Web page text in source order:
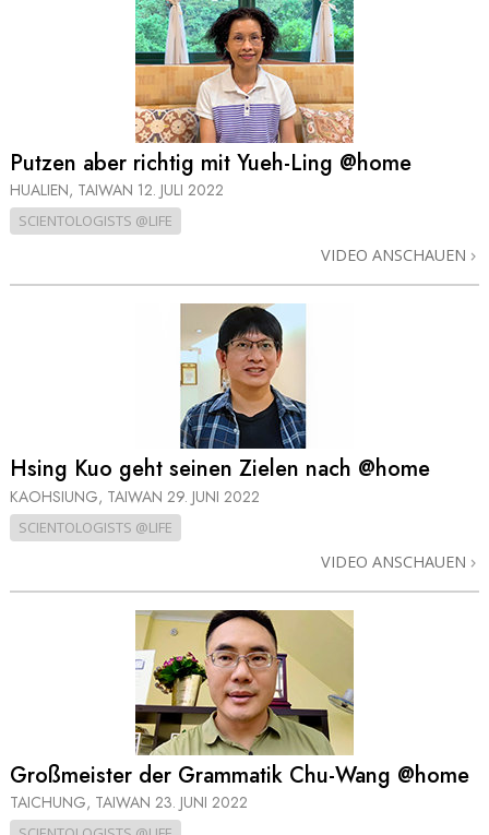
Putzen aber richtig mit Yueh-Ling @home
HUALIEN, TAIWAN 12. JULI 2022
SCIENTOLOGISTS @LIFE
VIDEO ANSCHAUEN
Hsing Kuo geht seinen Zielen nach @home
KAOHSIUNG, TAIWAN 29. JUNI 2022
SCIENTOLOGISTS @LIFE
VIDEO ANSCHAUEN
Großmeister der Grammatik Chu-Wang @home
TAICHUNG, TAIWAN 23. JUNI 2022